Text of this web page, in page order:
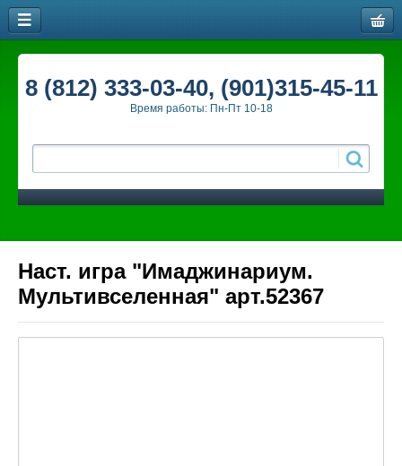
8 (812) 333-03-40, (901)315-45-11
Время работы: Пн-Пт 10-18
Наст. игра "Имаджинариум.
Мультивселенная" арт.52367